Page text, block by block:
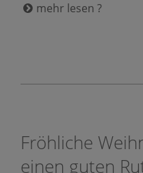
mehr lesen ?
Fröhliche
einen guten